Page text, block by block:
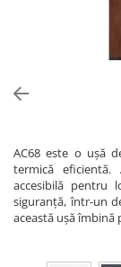
AC68 este o ușă
termică
accesibilă pentru
siguranță, într-un
această ușă